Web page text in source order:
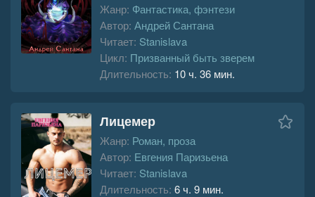
Жанр: Фантастика, фэнтези
Автор: Андрей Сантана
Читает: Stanislava
Цикл: Призванный быть зверем
Длительность: 10 ч. 36 мин.
Лицемер
Жанр: Роман, проза
Автор: Евгения Паризьена
Читает: Stanislava
Длительность: 6 ч. 9 мин.